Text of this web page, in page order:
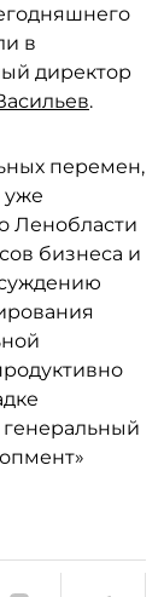
в
директор
.
перемен,
уже
Ленобласти
бизнеса и